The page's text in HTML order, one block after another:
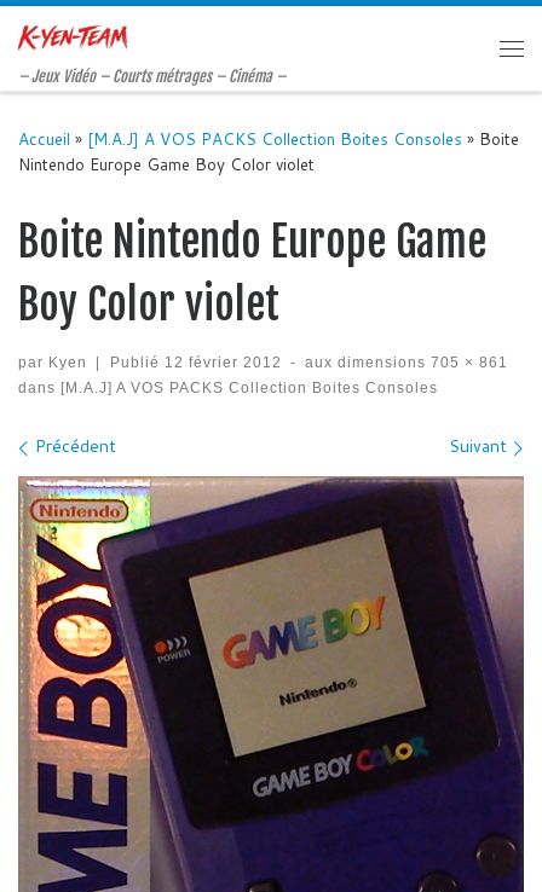
Passer au contenu
– Jeux Vidéo – Courts métrages – Cinéma –
Accueil » [M.A.J] A VOS PACKS Collection Boites Consoles » Boite
Nintendo Europe Game Boy Color violet
Boite Nintendo Europe Game
Boy Color violet
par Kyen | Publié 12 février 2012 - aux dimensions 705 × 861
dans [M.A.J] A VOS PACKS Collection Boites Consoles
Navigation des images
Précédent Suivant